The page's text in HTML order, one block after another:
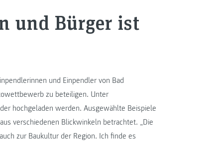
und Bürger ist
und Einpendler von Bad
zu beteiligen. Unter
hochgeladen werden. Ausgewählte Beispiele
verschiedenen Blickwinkeln betrachtet. „Die
zur Baukultur der Region. Ich finde es